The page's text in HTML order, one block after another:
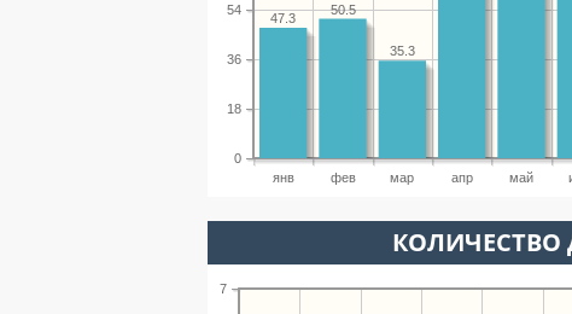
янв фев мар апр май
0
18
36
54
35.3
50.5
47.3
КОЛИЧЕСТВО
7